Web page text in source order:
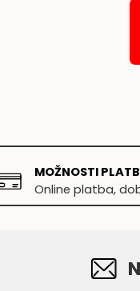
MOŽNOSTI
Online platba,